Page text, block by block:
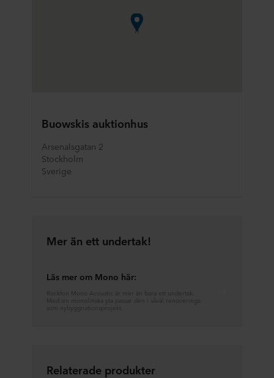
Buowskis auktionhus
Arsenalsgatan 2
Stockholm
Sverige
Mer än ett undertak!
Läs mer om Mono här:
Rockfon Mono Acoustic är mer än bara ett undertak.
Med sin monolitiska yta passar den i såväl renoverings-
som nybyggnationsprojekt.
Relaterade produkter